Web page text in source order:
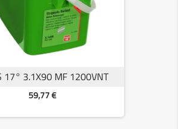
17° 3.1X90 MF 1200VNT
Kaina
59,77 €